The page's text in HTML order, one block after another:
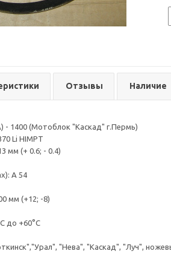
Отзывы Наличие
- 1400 (Мотоблок "Каскад" г.Пермь)
Li HIMPT
мм (+ 0.6; - 0.4)
A 54
мм (+12; -8)
до +60°C
"Нева", "Каскад", "Луч",